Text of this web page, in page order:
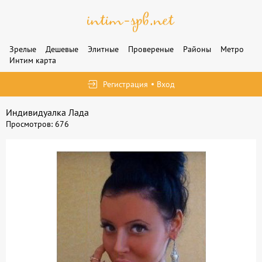
Зрелые Дешевые Элитные Провереные Районы
Метро
Интим карта
Регистрация Вход
Индивидуалка Лада
Просмотров: 676